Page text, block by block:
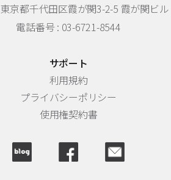
東京都千代田区霞が関3-2-5 霞が関ビル
電話番号 : 03-6721-8544
サポート
利用規約
プライバシーポリシー
使用権契約書